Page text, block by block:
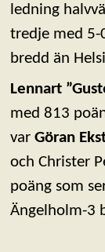
ledning
tredje med 5-
bredd än
Lennart
med 813
var Göran
och Christer
poäng som
Ängelholm-3